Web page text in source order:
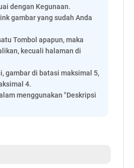
dengan Kegunaan.
gambar yang sudah Anda
Tombol apapun, maka
kecuali halaman di
gambar di batasi maksimal 5,
4.
menggunakan "Deskripsi